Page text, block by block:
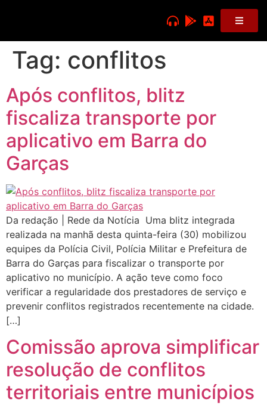
Tag: conflitos
Após conflitos, blitz
fiscaliza transporte por
aplicativo em Barra do
Garças
Da redação | Rede da Notícia Uma blitz integrada
realizada na manhã desta quinta-feira (30) mobilizou
equipes da Polícia Civil, Polícia Militar e Prefeitura de
Barra do Garças para fiscalizar o transporte por
aplicativo no município. A ação teve como foco
verificar a regularidade dos prestadores de serviço e
prevenir conflitos registrados recentemente na cidade.
[…]
Comissão aprova simplificar
resolução de conflitos
territoriais entre municípios